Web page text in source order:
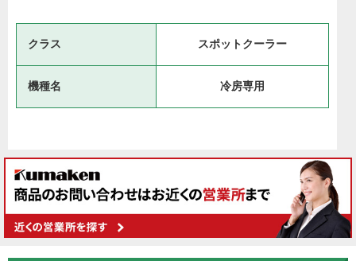
クラス スポットクーラー
機種名 冷房専用